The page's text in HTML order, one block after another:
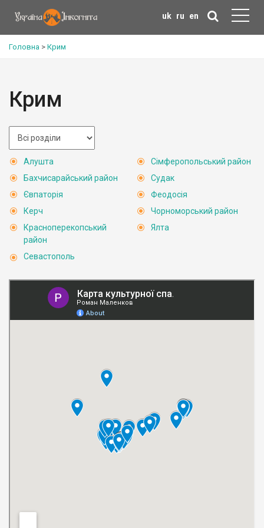
uk ru en
Головна > Крим
Крим
Алушта
Бахчисарайський район
Євпаторія
Керч
Красноперекопський
район
Севастополь
Сімферопольський район
Судак
Феодосія
Чорноморський район
Ялта